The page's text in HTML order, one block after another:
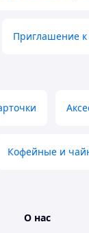
Приглашение к
Кофейные и
О нас